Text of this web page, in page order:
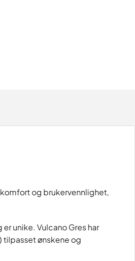
og brukervennlighet,
unike. Vulcano Gres har
tilpasset ønskene og